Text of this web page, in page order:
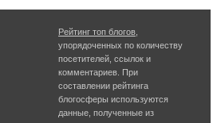
Рейтинг топ блогов
упорядоченных по количеству
посетителей, ссылок и
комментариев. При
составлении рейтинга
блогосферы используются
данные, полученные из